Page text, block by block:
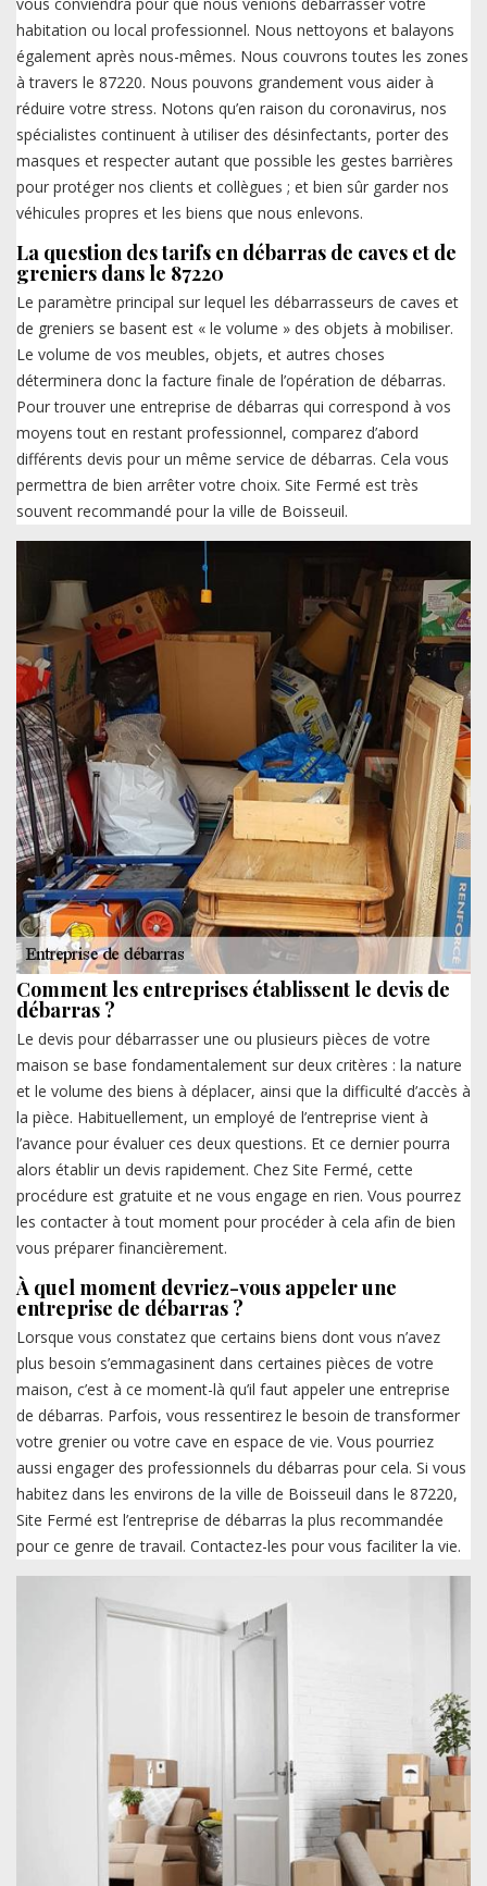
habitation ou local professionnel. Nous nettoyons et balayons
également après nous-mêmes. Nous couvrons toutes les zones
à travers le 87220. Nous pouvons grandement vous aider à
réduire votre stress. Notons qu’en raison du coronavirus, nos
spécialistes continuent à utiliser des désinfectants, porter des
masques et respecter autant que possible les gestes barrières
pour protéger nos clients et collègues ; et bien sûr garder nos
véhicules propres et les biens que nous enlevons.
La question des tarifs en débarras de caves et de
greniers dans le 87220
Le paramètre principal sur lequel les débarrasseurs de caves et
de greniers se basent est « le volume » des objets à mobiliser.
Le volume de vos meubles, objets, et autres choses
déterminera donc la facture finale de l’opération de débarras.
Pour trouver une entreprise de débarras qui correspond à vos
moyens tout en restant professionnel, comparez d’abord
différents devis pour un même service de débarras. Cela vous
permettra de bien arrêter votre choix. Site Fermé est très
souvent recommandé pour la ville de Boisseuil.
Comment les entreprises établissent le devis de
débarras ?
Le devis pour débarrasser une ou plusieurs pièces de votre
maison se base fondamentalement sur deux critères : la nature
et le volume des biens à déplacer, ainsi que la difficulté d’accès à
la pièce. Habituellement, un employé de l’entreprise vient à
l’avance pour évaluer ces deux questions. Et ce dernier pourra
alors établir un devis rapidement. Chez Site Fermé, cette
procédure est gratuite et ne vous engage en rien. Vous pourrez
les contacter à tout moment pour procéder à cela afin de bien
vous préparer financièrement.
À quel moment devriez-vous appeler une
entreprise de débarras ?
Lorsque vous constatez que certains biens dont vous n’avez
plus besoin s’emmagasinent dans certaines pièces de votre
maison, c’est à ce moment-là qu’il faut appeler une entreprise
de débarras. Parfois, vous ressentirez le besoin de transformer
votre grenier ou votre cave en espace de vie. Vous pourriez
aussi engager des professionnels du débarras pour cela. Si vous
habitez dans les environs de la ville de Boisseuil dans le 87220,
Site Fermé est l’entreprise de débarras la plus recommandée
pour ce genre de travail. Contactez-les pour vous faciliter la vie.